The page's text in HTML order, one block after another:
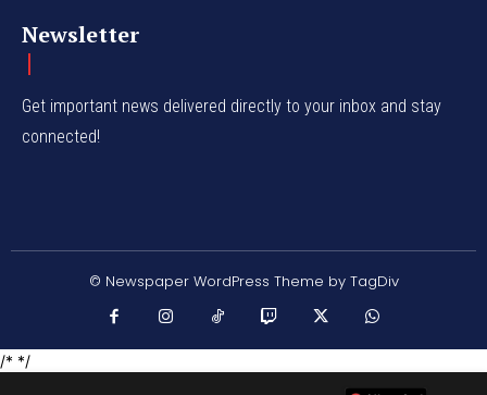
Newsletter
Get important news delivered directly to your inbox and stay
connected!
© Newspaper WordPress Theme by TagDiv
/* */